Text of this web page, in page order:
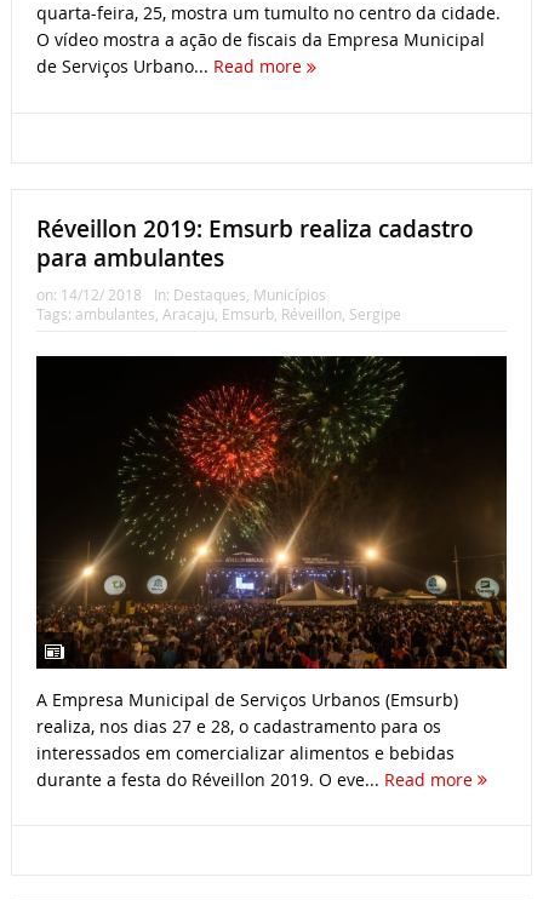
quarta-feira, 25, mostra um tumulto no centro da cidade.
O vídeo mostra a ação de fiscais da Empresa Municipal
de Serviços Urbano... Read more
Réveillon 2019: Emsurb realiza cadastro
para ambulantes
on: 14/12/ 2018 In: Destaques Municípios
Tags: ambulantes Aracaju Emsurb, Réveillon Sergipe
A Empresa Municipal de Serviços Urbanos (Emsurb)
realiza, nos dias 27 e 28, o cadastramento para os
interessados em comercializar alimentos e bebidas
durante a festa do Réveillon 2019. O eve... Read more